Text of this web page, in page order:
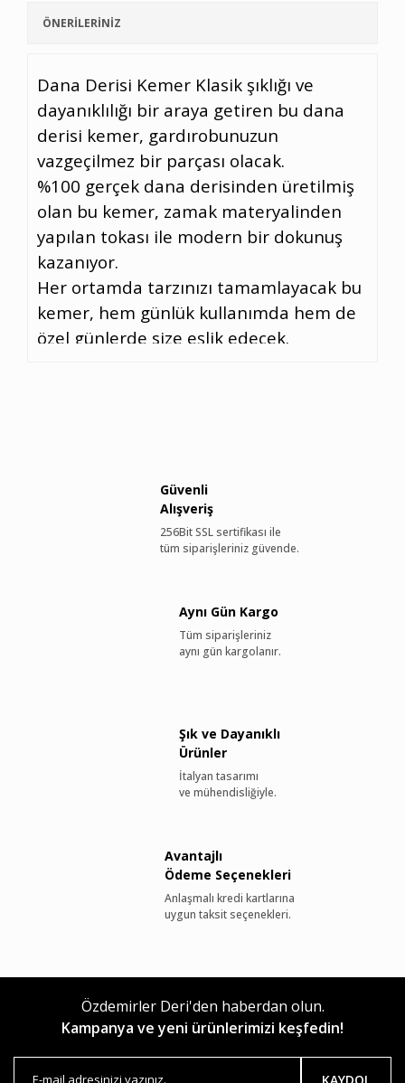
ÖNERİLERİNİZ
Dana Derisi Kemer Klasik şıklığı ve
dayanıklılığı bir araya getiren bu dana
derisi kemer, gardırobunuzun
vazgeçilmez bir parçası olacak.
%100 gerçek dana derisinden üretilmiş
olan bu kemer, zamak materyalinden
yapılan tokası ile modern bir dokunuş
kazanıyor.
Her ortamda tarzınızı tamamlayacak bu
kemer, hem günlük kullanımda hem de
özel günlerde size eşlik edecek.
Güvenli
Alışveriş
256Bit SSL sertifikası ile
tüm siparişleriniz güvende.
Aynı Gün Kargo
Tüm siparişleriniz
aynı gün kargolanır.
Şık ve Dayanıklı
Ürünler
İtalyan tasarımı
ve mühendisliğiyle.
Avantajlı
Ödeme Seçenekleri
Anlaşmalı kredi kartlarına
uygun taksit seçenekleri.
Özdemirler Deri'den haberdan olun.
Kampanya ve yeni ürünlerimizi keşfedin!
KAYDOL